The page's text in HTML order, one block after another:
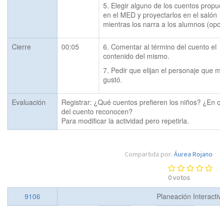
5. Elegir alguno de los cuentos
en el MED y proyectarlos en el salón
mientras los narra a los alumnos
Cierre 00:05
6. Comentar al término del cuento el
contenido del mismo.
7. Pedir que elijan el personaje que
gustó.
Evaluación
Registrar: ¿Qué cuentos prefieren los niños?
del cuento reconocen?
Para modificar la actividad pero repetirla.
Compartida por: Áurea Rojano
0votos
9106
Planeación